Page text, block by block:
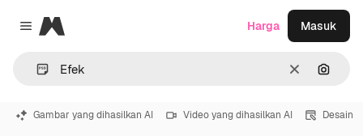
Close menu
Magnific
Jernih
Harga Masuk
Gambar yang dihasilkan AI Video yang dihasilkan AI Desain